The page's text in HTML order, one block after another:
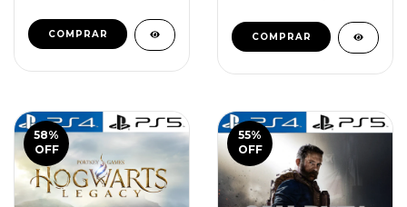
COMPRAR COMPRAR
58%
OFF
55%
OFF